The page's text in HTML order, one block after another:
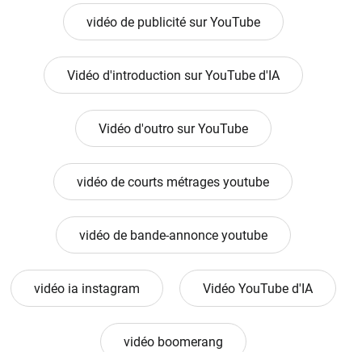
vidéo de publicité sur YouTube
Vidéo d'introduction sur YouTube d'IA
Vidéo d'outro sur YouTube
vidéo de courts métrages youtube
vidéo de bande-annonce youtube
vidéo ia instagram Vidéo YouTube d'IA
vidéo boomerang